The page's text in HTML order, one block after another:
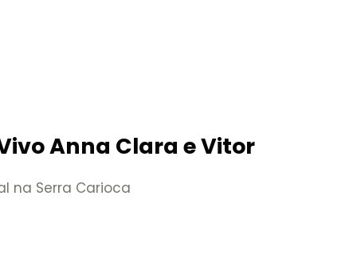
Anna Clara e Vitor
na Serra Carioca